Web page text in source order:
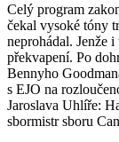
Celý program
čekal vysoké tóny
neprohádal. Jenže
překvapení. Po
Bennyho
s EJO na
Jaroslava Uhlíře:
sbormistr sboru